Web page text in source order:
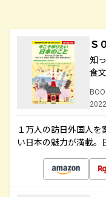
Ｓ
知
食
１万人の訪日外国人
い日本の魅力が満載。